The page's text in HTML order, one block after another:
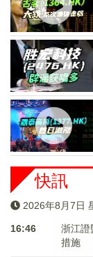
快訊
2026年8月7日
16:46
浙江證
措施